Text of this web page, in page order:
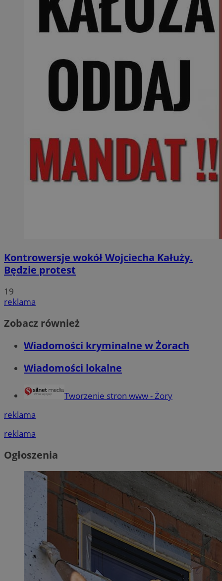
Kontrowersje wokół Wojciecha Kałuży.
Będzie protest
19
reklama
Zobacz również
Wiadomości kryminalne w Żorach
Wiadomości lokalne
Tworzenie stron www - Żory
reklama
reklama
Ogłoszenia